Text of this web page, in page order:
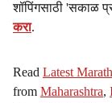
शॉपिंगसाठी 'सकाळ
करा.
Read Latest
from Maharashtra,